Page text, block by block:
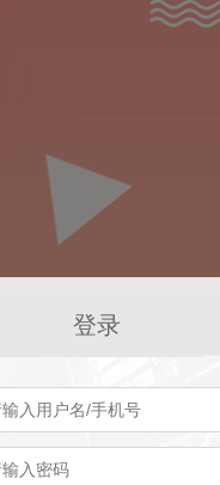
登录